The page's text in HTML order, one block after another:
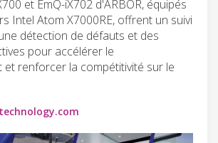
et EmQ-iX702 d'ARBOR, équipés
Intel Atom X7000RE, offrent un suivi
détection de défauts et des
pour accélérer le
et renforcer la compétitivité sur le